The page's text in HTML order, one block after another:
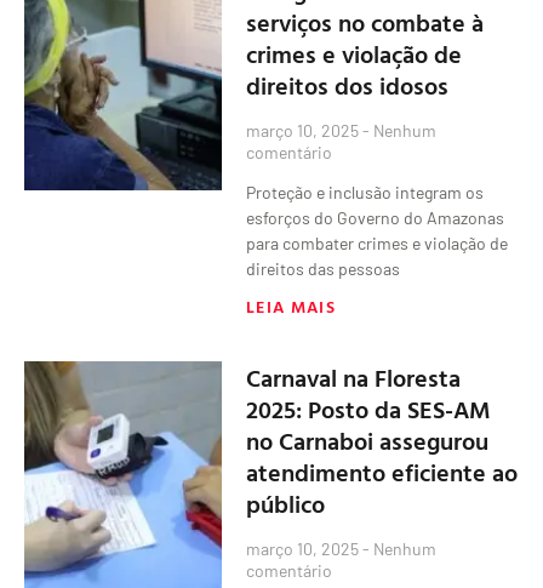
serviços no combate à
crimes e violação de
direitos dos idosos
março 10, 2025 Nenhum
comentário
Proteção e inclusão integram os
esforços do Governo do Amazonas
para combater crimes e violação de
direitos das pessoas
LEIA MAIS
Carnaval na Floresta
2025: Posto da SES-AM
no Carnaboi assegurou
atendimento eficiente ao
público
março 10, 2025 Nenhum
comentário